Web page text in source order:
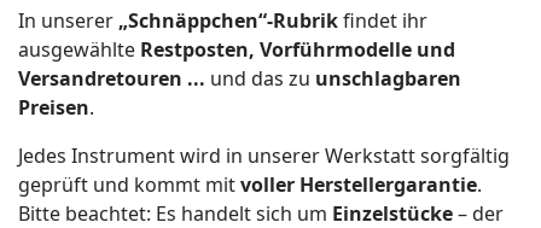
In unserer „Schnäppchen“-Rubrikfindet ihr
ausgewählte Restposten, Vorführmodelle und
Versandretouren ... und das zu unschlagbaren
Preisen.
Jedes Instrument wird in unserer Werkstatt sorgfältig
geprüft und kommt mitvoller Herstellergarantie.
Bitte beachtet: Es handelt sich um Einzelstücke– der